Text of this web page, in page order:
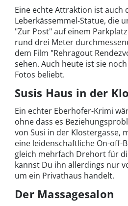
Eine echte Attraktion ist auch
Leberkässemmel-Statue, die
"Zur Post" auf einem
rund drei Meter
dem Film "Rehragout
sehen. Auch heute ist sie
Fotos beliebt.
Susis Haus in der
Ein echter Eberhofer-Krimi
ohne dass es
von Susi in der Klostergasse,
eine leidenschaftliche On-off-
gleich mehrfach Drehort für
kannst Du ihn allerdings nur
um ein Privathaus handelt.
Der Massagesalon